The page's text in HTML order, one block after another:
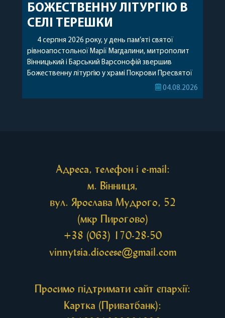
БОЖЕСТВЕННУ ЛІТУРГІЮ В
СЕЛІ ТЕРЕШКИ
4 серпня 2026 року, у день пам’яті святої
рівноапостольної Марії Магдалини, митрополит
Вінницький і Барський Варсонофій звершив
Божественну літургію у храмі Покрови Пресвятої
Богородиці села Терешки Барського благочиння.
04.08.2026
Адреса, телефон і e-mail:
м. Вінниця,
вул. Ярослава Мудрого, 52
(мкр Пирогово)
+38 (063) 170-28-50
vinnytsia.diocese@gmail.com
Просимо підтримати сайт єпархії:
Картка (Приватбанк):